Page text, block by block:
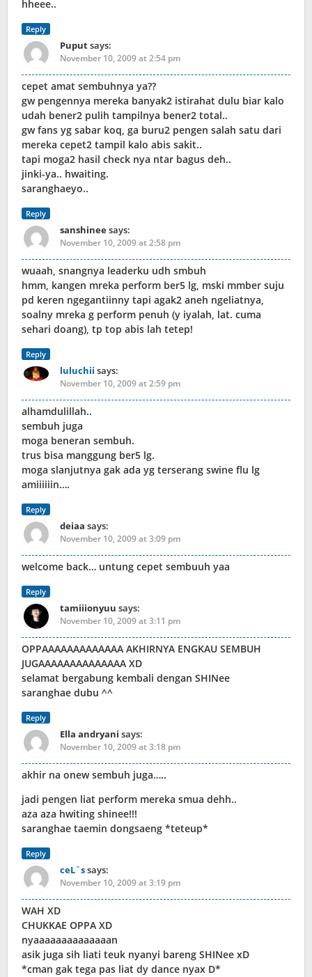
hheee..
Reply
Puputsays:
November 10, 2009 at 2:54 pm
cepet amat sembuhnya ya??
gw pengennya mereka banyak2 istirahat dulu biar kalo
udah bener2 pulih tampilnya bener2 total..
gw fans yg sabar koq, ga buru2 pengen salah satu dari
mereka cepet2 tampil kalo abis sakit..
tapi moga2 hasil check nya ntar bagus deh..
jinki-ya.. hwaiting.
saranghaeyo..
Reply
sanshineesays:
November 10, 2009 at 2:58 pm
wuaah, snangnya leaderku udh smbuh
hmm, kangen mreka perform ber5 lg, mski mmber suju
pd keren ngegantiinny tapi agak2 aneh ngeliatnya,
soalny mreka g perform penuh (y iyalah, lat. cuma
sehari doang), tp top abis lah tetep!
Reply
luluchii says:
November 10, 2009 at 2:59 pm
alhamdulillah..
sembuh juga
moga beneran sembuh.
trus bisa manggung ber5 lg.
moga slanjutnya gak ada yg terserang swine flu lg
amiiiiiin….
Reply
deiaa says:
November 10, 2009 at 3:09 pm
welcome back… untung cepet sembuuh yaa
Reply
tamiiionyuu says:
November 10, 2009 at 3:11 pm
OPPAAAAAAAAAAAAA AKHIRNYA ENGKAU SEMBUH
JUGAAAAAAAAAAAAAA XD
selamat bergabung kembali dengan SHINee
saranghae dubu ^^
Reply
Ella andryani says:
November 10, 2009 at 3:18 pm
akhir na onew sembuh juga…..
jadi pengen liat perform mereka smua dehh..
aza aza hwiting shinee!!!
saranghae taemin dongsaeng *teteup*
Reply
ceL`ssays:
November 10, 2009 at 3:19 pm
WAH XD
CHUKKAE OPPA XD
nyaaaaaaaaaaaaaan
asik juga sih liati teuk nyanyi bareng SHINee xD
*cman gak tega pas liat dy dance nyax D*